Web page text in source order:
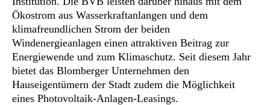
Ökostrom aus Wasserkraftanlangen und dem
klimafreundlichen Strom der beiden
Windenergieanlagen einen attraktiven Beitrag zur
Energiewende und zum Klimaschutz. Seit diesem Jahr
bietet das Blomberger Unternehmen den
Hauseigentümern der Stadt zudem die Möglichkeit
eines Photovoltaik-Anlagen-Leasings.